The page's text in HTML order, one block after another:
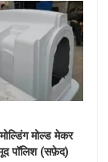
मोल्ड मेकर
पॉलिश (सफ़ेद)